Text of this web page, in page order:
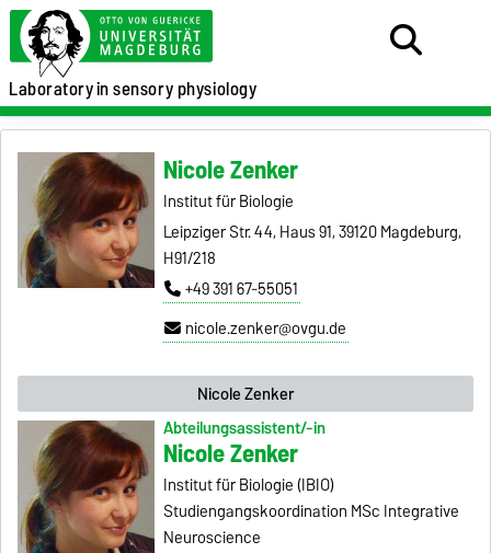
Laboratoryin sensory physiology
Nicole Zenker
Institut für Biologie
Leipziger Str. 44, Haus 91, 39120 Magdeburg,
H91/218
+49 391 67-55051
nicole.zenker@ovgu.de
Nicole Zenker
Abteilungsassistent/-in
Nicole Zenker
Institut für Biologie (IBIO)
Studiengangskoordination MSc Integrative
Neuroscience